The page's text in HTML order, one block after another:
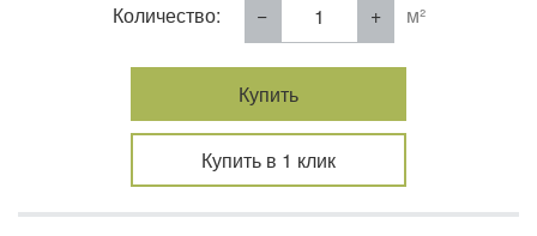
Количество: м²
Купить
Купить в 1 клик